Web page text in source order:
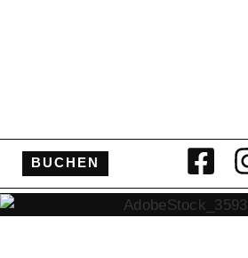
BUCHEN